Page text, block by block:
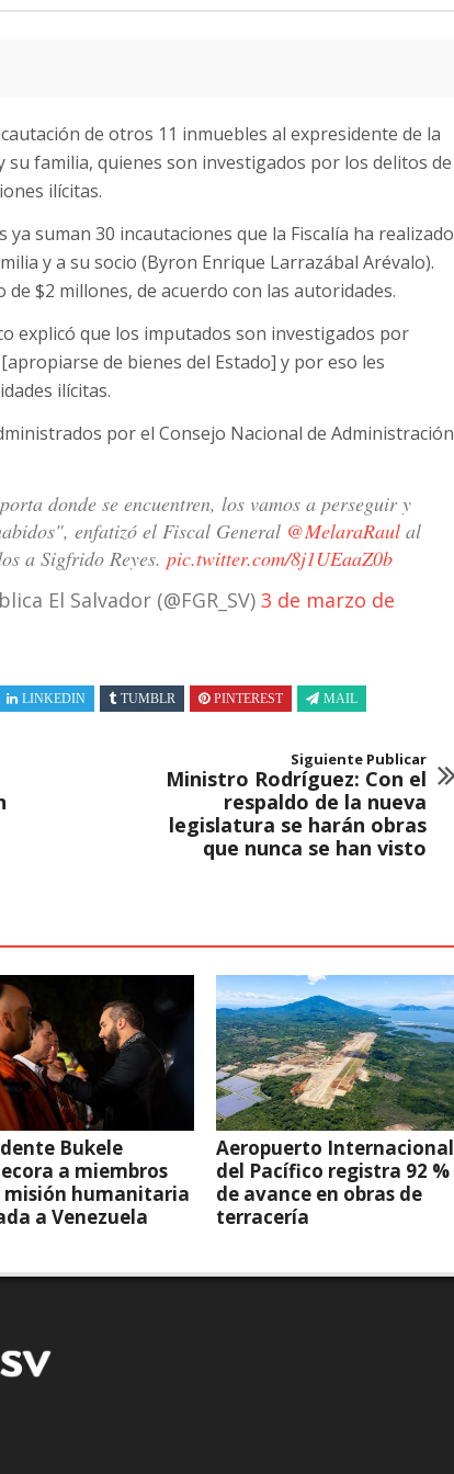
de otros 11 inmuebles al expresidente de la
su familia, quienes son investigados por los delitos de
ilícitas.
suman 30 incautaciones que la Fiscalía ha realizado
y a su socio (Byron Enrique Larrazábal Arévalo).
$2 millones, de acuerdo con las autoridades.
explicó que los imputados son investigados por
de bienes del Estado] y por eso les
ilícitas.
por el Consejo Nacional de Administración
donde se encuentren, los vamos a perseguir y
enfatizó el Fiscal General @MelaraRaul al
a Sigfrido Reyes. pic.twitter.com/8j1UEaaZ0b
El Salvador (@FGR_SV) 3 de marzo de
LINKEDIN TUMBLR PINTEREST MAIL
Siguiente Publicar
Ministro Rodríguez: Con el
respaldo de la nueva
legislatura se harán obras
que nunca se han visto
Bukele
a miembros
misión humanitaria
a Venezuela
Aeropuerto Internacional
del Pacífico registra 92 %
de avance en obras de
terracería